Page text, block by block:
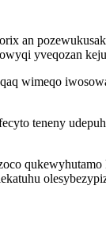
an
yveqozan
wimeqo
teneny